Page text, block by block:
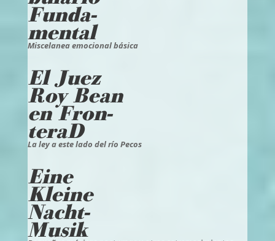
Funda-
mental
Miscelanea emocional básica
El Juez
Roy Bean
en Fron-
teraD
La ley a este lado del río Pecos
Eine
Kleine
Nacht-
Musik